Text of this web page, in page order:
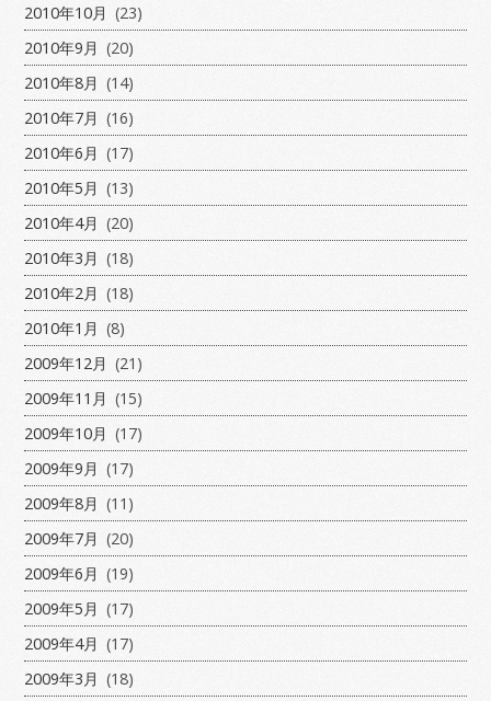
2010年10月 (23)
2010年9月 (20)
2010年8月 (14)
2010年7月 (16)
2010年6月 (17)
2010年5月 (13)
2010年4月 (20)
2010年3月 (18)
2010年2月 (18)
2010年1月 (8)
2009年12月 (21)
2009年11月 (15)
2009年10月 (17)
2009年9月 (17)
2009年8月 (11)
2009年7月 (20)
2009年6月 (19)
2009年5月 (17)
2009年4月 (17)
2009年3月 (18)